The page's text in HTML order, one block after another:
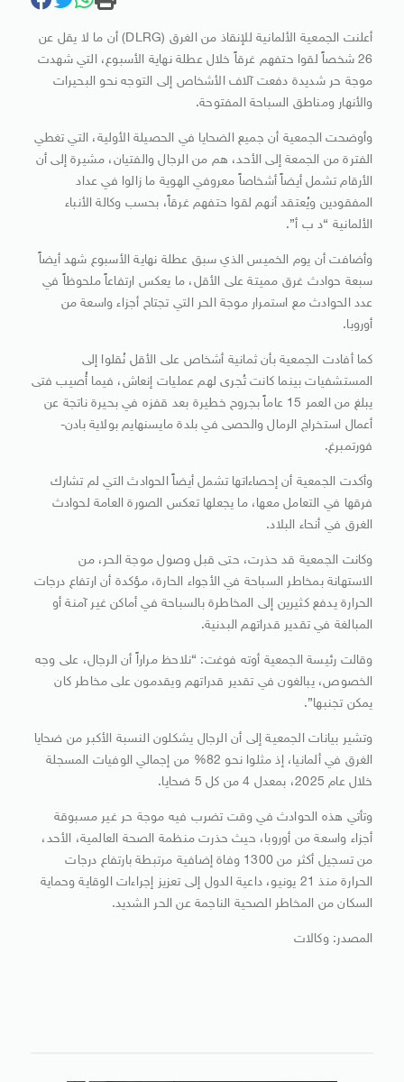
أعلنت الجمعية الألمانية للإنقاذ من الغرق (DLRG) أن ما لا يقل عن
26 شخصاً لقوا حتفهم غرقاً خلال عطلة نهاية الأسبوع، التي شهدت
موجة حر شديدة دفعت آلاف الأشخاص إلى التوجه نحو البحيرات
والأنهار ومناطق السباحة المفتوحة.
وأوضحت الجمعية أن جميع الضحايا في الحصيلة الأولية، التي تغطي
الفترة من الجمعة إلى الأحد، هم من الرجال والفتيان، مشيرة إلى أن
الأرقام تشمل أيضاً أشخاصاً معروفي الهوية ما زالوا في عداد
المفقودين ويُعتقد أنهم لقوا حتفهم غرقاً، بحسب وكالة الأنباء
الألمانية “د ب أ”.
وأضافت أن يوم الخميس الذي سبق عطلة نهاية الأسبوع شهد أيضاً
سبعة حوادث غرق مميتة على الأقل، ما يعكس ارتفاعاً ملحوظاً في
عدد الحوادث مع استمرار موجة الحر التي تجتاح أجزاء واسعة من
أوروبا.
كما أفادت الجمعية بأن ثمانية أشخاص على الأقل نُقلوا إلى
المستشفيات بينما كانت تُجرى لهم عمليات إنعاش، فيما أُصيب فتى
يبلغ من العمر 15 عاماً بجروح خطيرة بعد قفزه في بحيرة ناتجة عن
أعمال استخراج الرمال والحصى في بلدة مايسنهايم بولاية بادن-
فورتمبرغ.
وأكدت الجمعية أن إحصاءاتها تشمل أيضاً الحوادث التي لم تشارك
فرقها في التعامل معها، ما يجعلها تعكس الصورة العامة لحوادث
الغرق في أنحاء البلاد.
وكانت الجمعية قد حذرت، حتى قبل وصول موجة الحر، من
الاستهانة بمخاطر السباحة في الأجواء الحارة، مؤكدة أن ارتفاع درجات
الحرارة يدفع كثيرين إلى المخاطرة بالسباحة في أماكن غير آمنة أو
المبالغة في تقدير قدراتهم البدنية.
وقالت رئيسة الجمعية أوته فوغت: “نلاحظ مراراً أن الرجال، على وجه
الخصوص، يبالغون في تقدير قدراتهم ويقدمون على مخاطر كان
يمكن تجنبها”.
وتشير بيانات الجمعية إلى أن الرجال يشكلون النسبة الأكبر من ضحايا
الغرق في ألمانيا، إذ مثلوا نحو 82% من إجمالي الوفيات المسجلة
خلال عام 2025، بمعدل 4 من كل 5 ضحايا.
وتأتي هذه الحوادث في وقت تضرب فيه موجة حر غير مسبوقة
أجزاء واسعة من أوروبا، حيث حذرت منظمة الصحة العالمية، الأحد،
من تسجيل أكثر من 1300 وفاة إضافية مرتبطة بارتفاع درجات
الحرارة منذ 21 يونيو، داعية الدول إلى تعزيز إجراءات الوقاية وحماية
السكان من المخاطر الصحية الناجمة عن الحر الشديد.
المصدر: وكالات